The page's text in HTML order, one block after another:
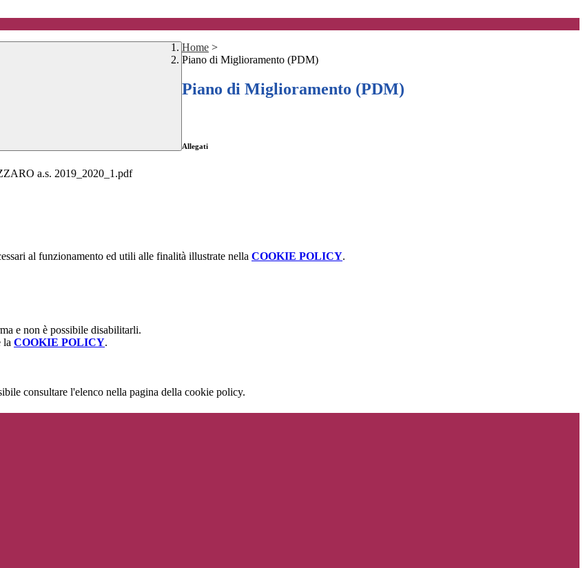
Home >
Piano di Miglioramento (PDM)
Piano di Miglioramento (PDM)
Allegati
a.s. 2019_2020_1.pdf
al funzionamento ed utili alle finalità illustrate nella COOKIE POLICY.
e non è possibile disabilitarli.
la COOKIE POLICY.
consultare l'elenco nella pagina della cookie policy.